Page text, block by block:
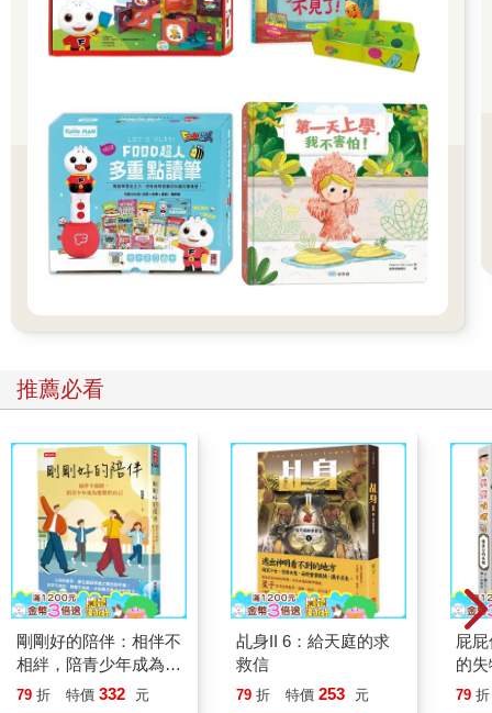
推薦必看
剛剛好的陪伴：相伴不
相絆，陪青少年成為想
要的自己
79 折 特價 332 元
乩身II 6：給天庭的求
救信
79 折 特價 253 元
屁
的
79 折